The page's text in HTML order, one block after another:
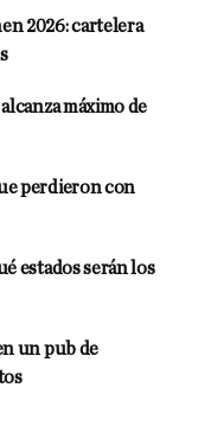
2026: cartelera
máximo de
perdieron con
estados serán los
un pub de